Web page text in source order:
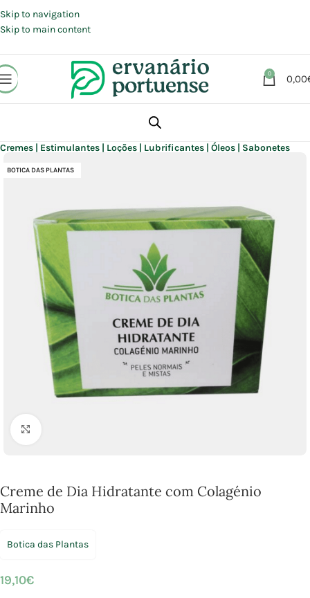
Skip to navigation
Skip to main content
0 0,00
Beleza | Cosmética | Higiene
Cremes | Estimulantes | Loções | Lubrificantes | Óleos | Sabonetes
BOTICA DAS PLANTAS
Creme de Dia Hidratante com Colagénio
Marinho
Botica das Plantas
19,10€